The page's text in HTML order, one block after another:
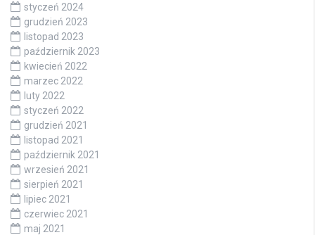
styczeń 2024
grudzień 2023
listopad 2023
październik 2023
kwiecień 2022
marzec 2022
luty 2022
styczeń 2022
grudzień 2021
listopad 2021
październik 2021
wrzesień 2021
sierpień 2021
lipiec 2021
czerwiec 2021
maj 2021